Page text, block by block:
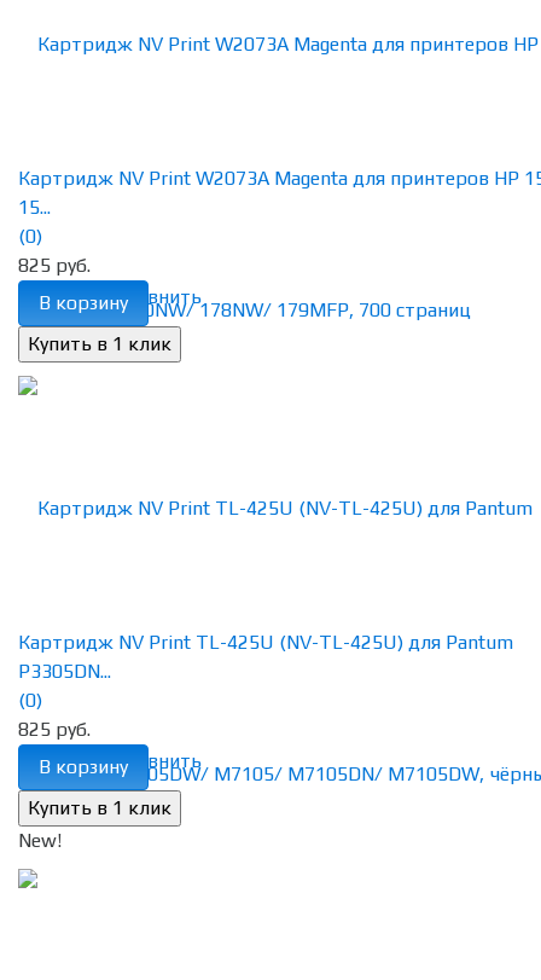
избранное сравнить
Картридж NV Print W2073A Magenta для принтеров HP
15...
(0)
825 руб.
В корзину
избранное сравнить
Картридж NV Print TL-425U (NV-TL-425U) для Pantum
P3305DN...
(0)
825 руб.
В корзину
New!